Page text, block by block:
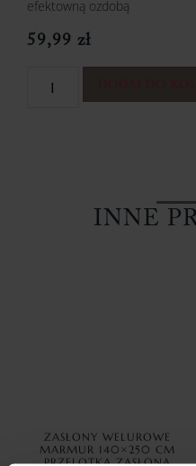
efektowną ozdobą
59,99 zł
INNE
ZASŁONY WELUROWE
MARMUR 140×250 CM
PRZELOTKA ZASŁONA